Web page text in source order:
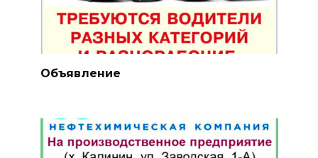
Объявление